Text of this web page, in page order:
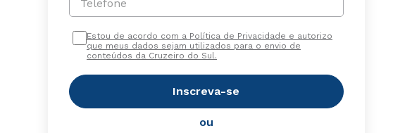
Telefone
Estou de acordo com a Política de Privacidade e autorizo
que meus dados sejam utilizados para o envio de
conteúdos da Cruzeiro do Sul.
Inscreva-se
ou